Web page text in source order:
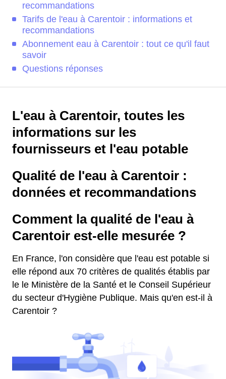
recommandations
Tarifs de l'eau à Carentoir : informations et
recommandations
Abonnement eau à Carentoir : tout ce qu'il faut
savoir
Questions réponses
L'eau à Carentoir, toutes les
informations sur les
fournisseurs et l'eau potable
Qualité de l'eau à Carentoir :
données et recommandations
Comment la qualité de l'eau à
Carentoir est-elle mesurée ?
En France, l'on considère que l'eau est potable si
elle répond aux 70 critères de qualités établis par
le le Ministère de la Santé et le Conseil Supérieur
du secteur d'Hygiène Publique. Mais qu'en est-il à
Carentoir ?